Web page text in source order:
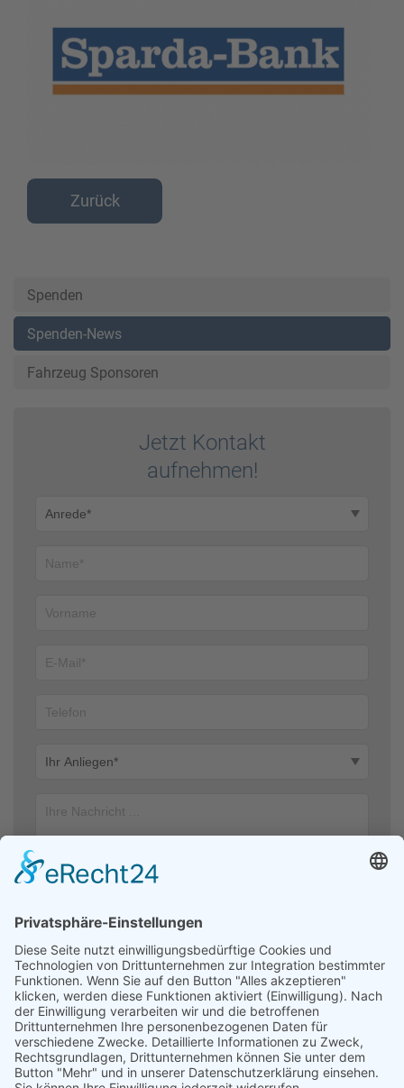
Zurück
Spenden
Spenden-News
Fahrzeug Sponsoren
Jetzt Kontakt
auf­nehmen!
Beantwortung meiner Anfrage erhoben und verarbeitet werden. Die
Daten werden nach abgeschlossener Bearbeitung Ihrer Anfrage
gelöscht. Hinweis: Sie können Ihre Einwilligung jederzeit für die
Zukunft per E-Mail an kontakt@helfendehaendeev.de widerrufen.
Detaillierte Informationen zum Umgang mit Nutzerdaten finden Sie
in unserer Datenschutzerklärung.
Datenschutzerklärung